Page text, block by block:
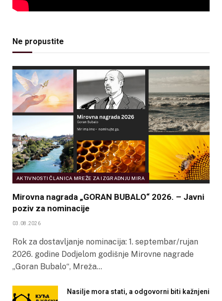
Ne propustite
AKTIVNOSTI ČLANICA MREŽE ZA IZGRADNJU MIRA
Mirovna nagrada „GORAN BUBALO“ 2026. – Javni
poziv za nominacije
03.08.2026
Rok za dostavljanje nominacija: 1. septembar/rujan
2026. godine Dodjelom godišnje Mirovne nagrade
„Goran Bubalo“, Mreža…
Nasilje mora stati, a odgovorni biti kažnjeni